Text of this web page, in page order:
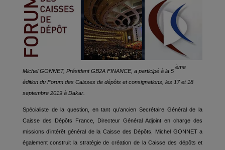
Michel GONNET, Président GB2A FINANCE, a participé à la 5
ème
édition du Forum des Caisses de dépôts et consignations, les 17 et 18
septembre 2019 à Dakar.
Spécialiste de la question, en tant qu’ancien Secrétaire Général de la
Caisse des Dépôts France, Directeur Général Adjoint en charge des
missions d’intérêt général de la Caisse des Dépôts, Michel GONNET a
également construit la stratégie de création de la Caisse des dépôts et